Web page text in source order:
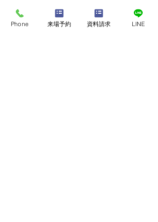
最新記事
Phone 来場予約 資料請求 LINE